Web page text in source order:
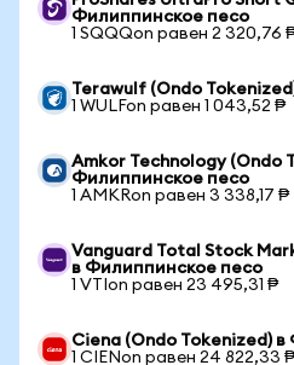
Филиппинское песо
1 SQQQon равен 2 320,76
Terawulf (Ondo
1 WULFon равен 1 043,52 ₱
Amkor Technology (Ondo
Филиппинское песо
1 AMKRon равен 3 338,17 ₱
Vanguard Total Stock
в Филиппинское песо
1 VTIon равен 23 495,31 ₱
Ciena (Ondo Tokenized)
1 CIENon равен 24 822,33 ₱